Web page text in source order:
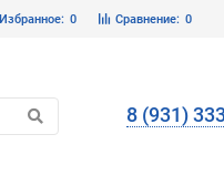
Сравнение: 0
Избранное: 0
8 (931)